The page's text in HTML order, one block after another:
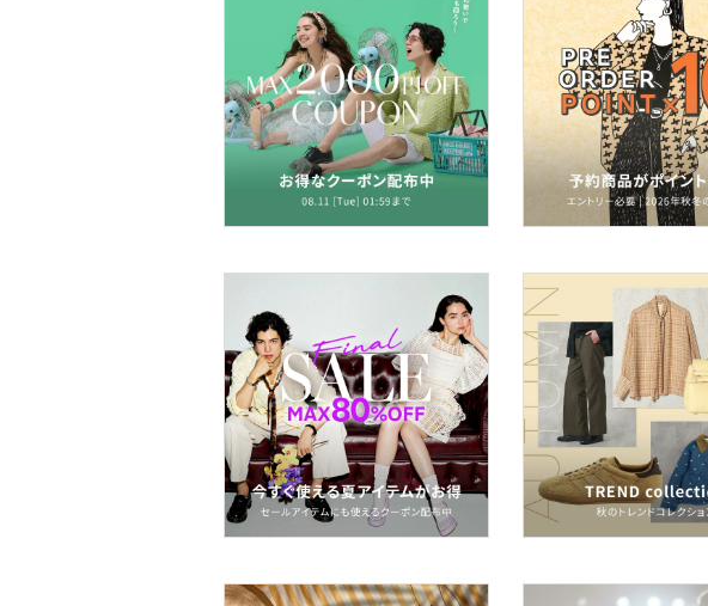
マタニティウェア・ベビ
スーツ・フォーマル
水着・スイムグッズ
スキンケア
ボディケア・オーラルケ
ア
ヘアケア
食器・調理器具・キッチ
ン用品
インテリア・生活雑貨
スマホグッズ・オーディ